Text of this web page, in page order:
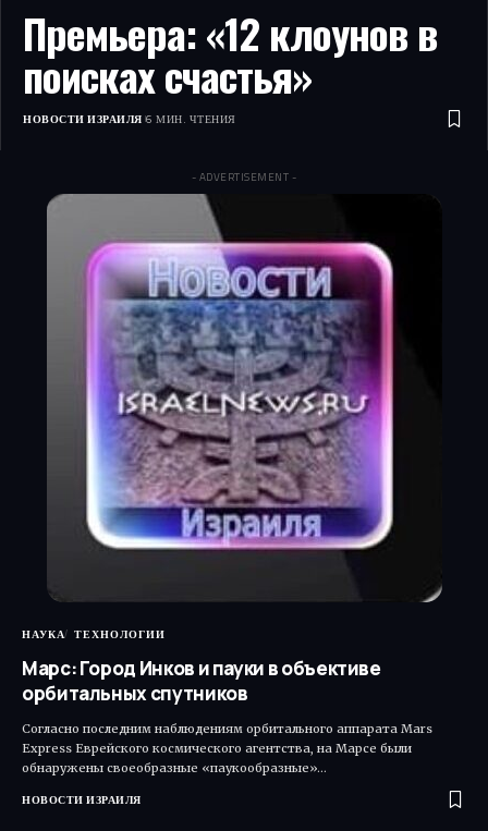
Премьера: «12 клоунов в
поисках счастья»
НОВОСТИ ИЗРАИЛЯ 6 МИН. ЧТЕНИЯ
- ADVERTISEMENT -
НАУКА ТЕХНОЛОГИИ
Марс: Город Инков и пауки в объективе
орбитальных спутников
Согласно последним наблюдениям орбитального аппарата Mars
Express Еврейского космического агентства, на Марсе были
обнаружены своеобразные «паукообразные»…
НОВОСТИ ИЗРАИЛЯ